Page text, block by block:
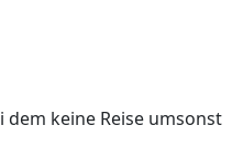
dem keine Reise umsonst